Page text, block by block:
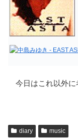
今日はこれ以外に
diary music